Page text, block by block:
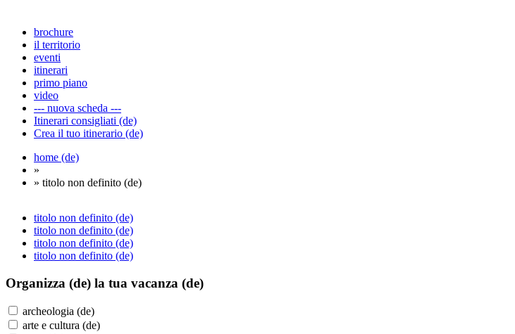
brochure
il territorio
eventi
itinerari
primo piano
video
--- nuova scheda ---
Itinerari consigliati (de)
Crea il tuo itinerario (de)
home (de)
»
» titolo non definito (de)
titolo non definito (de)
titolo non definito (de)
titolo non definito (de)
titolo non definito (de)
Organizza (de) la tua vacanza (de)
archeologia (de)
arte e cultura (de)